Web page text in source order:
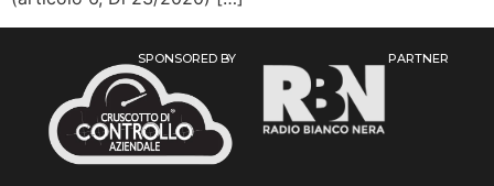
SPONSORED BY PARTNER